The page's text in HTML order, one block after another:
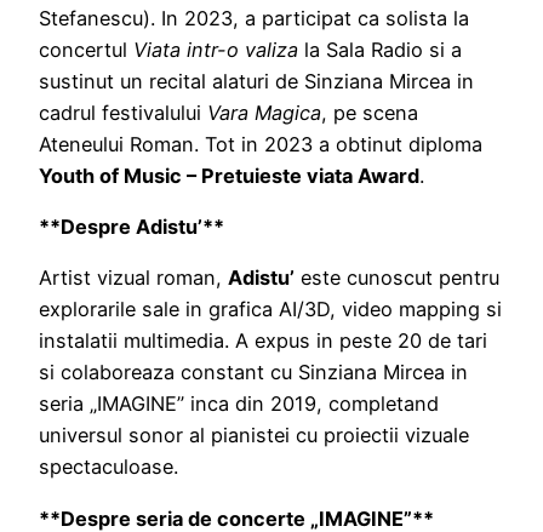
Stefanescu). In 2023, a participat ca solista la
concertul Viata intr-o valiza la Sala Radio si a
sustinut un recital alaturi de Sinziana Mircea in
cadrul festivalului Vara Magica, pe scena
Ateneului Roman. Tot in 2023 a obtinut diploma
Youth of Music – Pretuieste viata Award.
**Despre Adistu’**
Artist vizual roman, Adistu’ este cunoscut pentru
explorarile sale in grafica AI/3D, video mapping si
instalatii multimedia. A expus in peste 20 de tari
si colaboreaza constant cu Sinziana Mircea in
seria „IMAGINE” inca din 2019, completand
universul sonor al pianistei cu proiectii vizuale
spectaculoase.
**Despre seria de concerte „IMAGINE”**